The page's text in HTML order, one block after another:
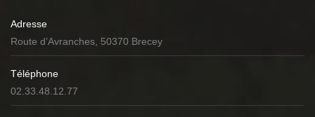
Adresse
Route d’Avranches, 50370 Brecey
Téléphone
02.33.48.12.77